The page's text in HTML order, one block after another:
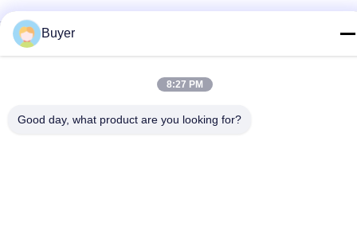
Copyright © 2023-2026 Shenzhen Meigaolan Electronic
Buyer
8:27 PM
Good day, what product are you looking for?